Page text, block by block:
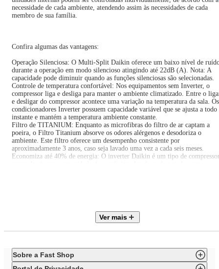
necessidade de cada ambiente, atendendo assim às necessidades de cada
membro de sua família.
Confira algumas das vantagens:
Operação Silenciosa: O Multi-Split Daikin oferece um baixo nível de
durante a operação em modo silencioso atingindo até 22dB (A). Nota: A
capacidade pode diminuir quando as funções silenciosas são selecionadas.
Controle de temperatura confortável: Nos equipamentos sem Inverter, o
compressor liga e desliga para manter o ambiente climatizado. Entre o
e desligar do compressor acontece uma variação na temperatura da sala. Os
condicionadores Inverter possuem capacidade variável que se ajusta a todo
instante e mantém a temperatura ambiente constante.
Filtro de TITANIUM: Enquanto as microfibras do filtro de ar captam a
poeira, o Filtro Titanium absorve os odores alérgenos e desodoriza o
ambiente. Este filtro oferece um desempenho consistente por
aproximadamente 3 anos, caso seja lavado uma vez a cada seis meses.
Economiza até 40% de energia: O inverter Daikin é um tipo de
Ver mais
Sobre a Fast Shop